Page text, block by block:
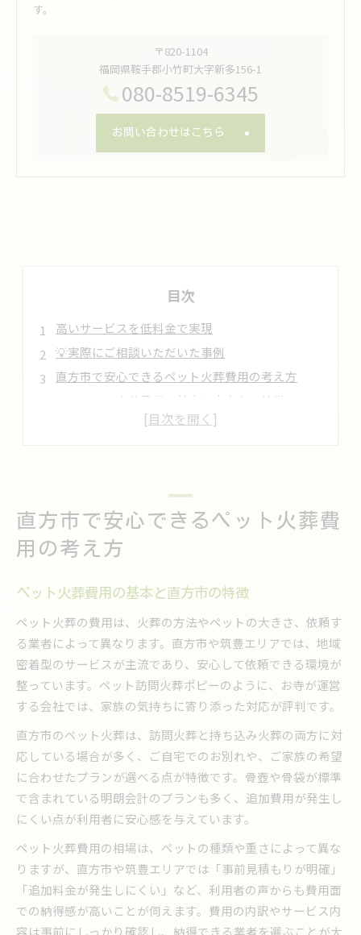
す。
〒820-1104
福岡県鞍手郡小竹町大字新多156-1
080-8519-6345
お問い合わせはこちら
目次
高いサービスを低料金で実現
💡実際にご相談いただいた事例
直方市で安心できるペット火葬費用の考え方
ペット火葬費用の基本と直方市の特徴
筑豊エリアで選ばれる安心サービスの理由
ペット火葬費用が変動する主なポイント
筑豊エリアで納得いくペット火葬を選ぶコツ
筑豊エリアのペット火葬業者の比較ポイント
ペット火葬の見積もり相談で損をしない方法
直方市近郊で安心できる火葬プランとは
ペット火葬後のフォロー体制もチェック
ペット火葬費用の相場と見積もり相談ポイント
直方市のペット火葬費用相場を詳しく解説
筑豊エリアのペット火葬見積もり活用術
相談前に準備したい情報と質問例
費用で迷ったら複数業者に見積もり依頼を
追加費用が発生しやすいケースを知る
追加費用に注意したい火葬プランの選び方
直方市で安心できる火葬プランの見極め方
筑豊エリアの火葬プラン比較ポイント
早朝・夜間対応時の費用増加を防ぐ方法
直方市で安心できるペット火葬費
用の考え方
ペット火葬費用の基本と直方市の特徴
ペット火葬の費用は、火葬の方法やペットの大きさ、依頼す
る業者によって異なります。直方市や筑豊エリアでは、地域
密着型のサービスが主流であり、安心して依頼できる環境が
整っています。ペット訪問火葬ポピーのように、お寺が運営
する会社では、家族の気持ちに寄り添った対応が評判です。
直方市のペット火葬は、訪問火葬と持ち込み火葬の両方に対
応している場合が多く、ご自宅でのお別れや、ご家族の希望
に合わせたプランが選べる点が特徴です。骨壺や骨袋が標準
で含まれている明朗会計のプランも多く、追加費用が発生し
にくい点が利用者に安心感を与えています。
ペット火葬費用の相場は、ペットの種類や重さによって異な
りますが、直方市や筑豊エリアでは「事前見積もりが明確」
「追加料金が発生しにくい」など、利用者の声からも費用面
での納得感が高いことが伺えます。費用の内訳やサービス内
容は事前にしっかり確認し、納得できる業者を選ぶことが大